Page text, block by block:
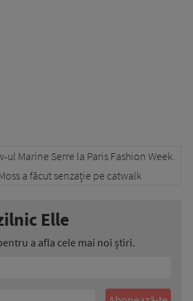
Elle
a afla cele mai noi știri.